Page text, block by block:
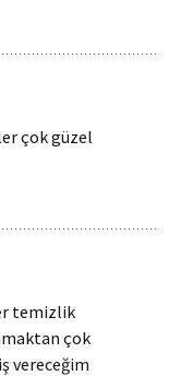
çok güzel
temizlik
çok
vereceğim